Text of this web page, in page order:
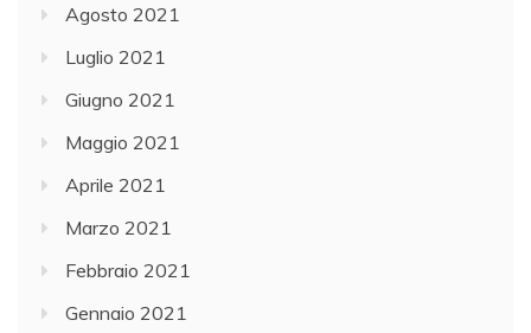
Agosto 2021
Luglio 2021
Giugno 2021
Maggio 2021
Aprile 2021
Marzo 2021
Febbraio 2021
Gennaio 2021